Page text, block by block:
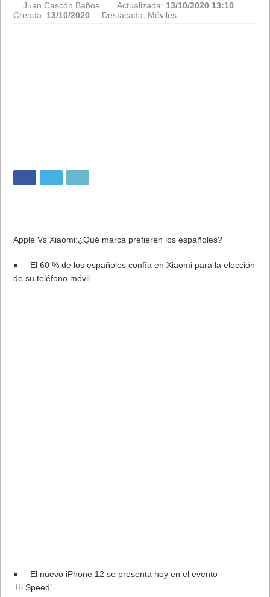
Juan Cascón Baños Actualizada:13/10/2020 13:10
Creada: 13/10/2020 Destacada ,Móviles
Apple Vs Xiaomi:¿Qué marca prefieren los españoles?
● El 60 % de los españoles confía enXiaomi para la elección
de su teléfono móvil
● El nuevo iPhone 12 se presenta hoy en el evento
‘HiSpeed